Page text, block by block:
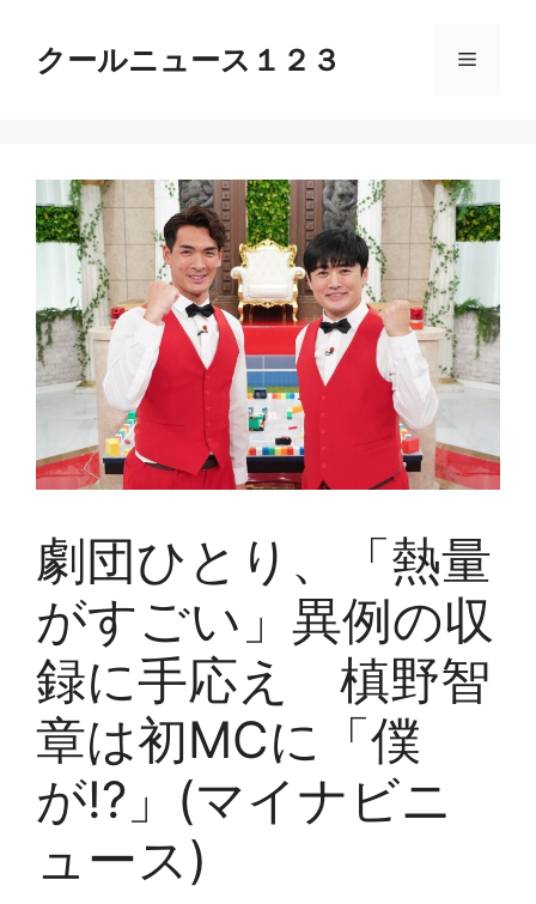
クールニュース１２３ メ
ュ
劇団ひとり、「熱量
がすごい」異例の収
録に手応え 槙野智
章は初MCに「僕
が!?」(マイナビニ
ュース)